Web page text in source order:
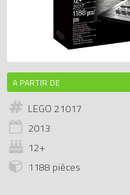
A PARTIR DE
LEGO 21017
2013
12+
1188 pièces